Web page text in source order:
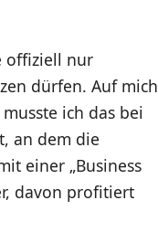
offiziell nur
dürfen. Auf mich
ich das bei
an dem die
einer „Business
davon profitiert